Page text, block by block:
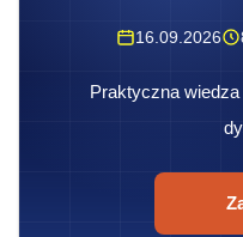
16.09.2026
Praktyczna wiedza